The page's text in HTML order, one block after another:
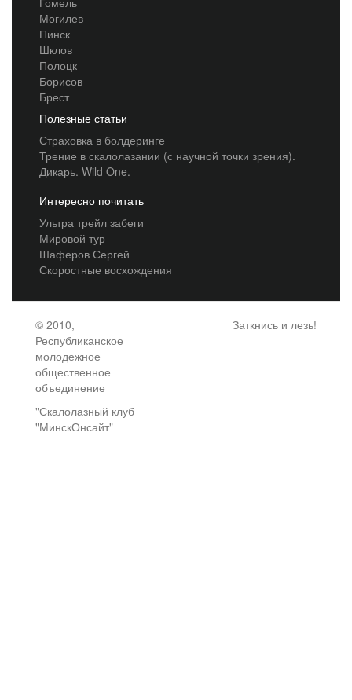
Могилев
Пинск
Шклов
Полоцк
Борисов
Брест
Полезные статьи
Страховка в болдеринге
Трение в скалолазании (с научной точки зрения).
Дикарь. Wild One.
Интересно почитать
Ультра трейл забеги
Мировой тур
Шаферов Сергей
Скоростные восхождения
© 2010,
Республиканское
молодежное
общественное
объединение
"Скалолазный клуб
"МинскОнсайт"
Заткнись и лезь!